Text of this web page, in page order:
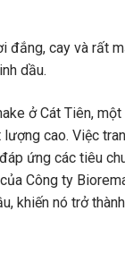
cay và rất
dầu.
ở Cát Tiên,
cao. Việc
ứng các tiêu
Công ty
khiến nó trở